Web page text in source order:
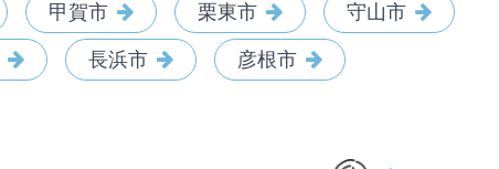
甲賀市 栗東市 守山市
長浜市 彦根市